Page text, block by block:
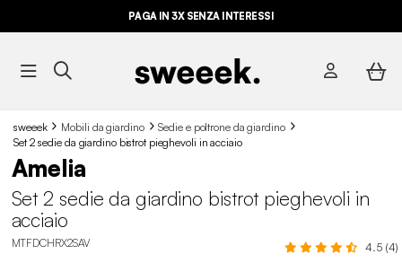
PAGA IN 3X SENZA INTERESSI
sweeek Mobili da giardino
Sedie e poltrone da giardino
Set 2 sedie da giardino bistrot pieghevoli in acciaio
Amelia
Set 2 sedie da giardino bistrot pieghevoli in
acciaio
MTFDCHRX2SAV 4.5 (4)